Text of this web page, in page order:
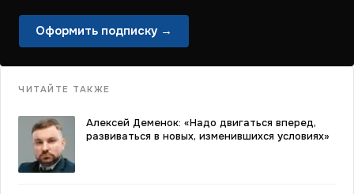
Оформить подписку →
ЧИТАЙТЕ ТАКЖЕ
Алексей Деменок: «Надо двигаться вперед,
развиваться в новых, изменившихся условиях»